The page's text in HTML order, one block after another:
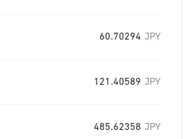
60.70294 JPY
121.40589 JPY
485.62358 JPY